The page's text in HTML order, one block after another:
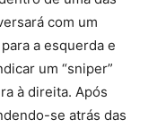
com um
a esquerda e
um “sniper”
à direita. Após
se atrás das